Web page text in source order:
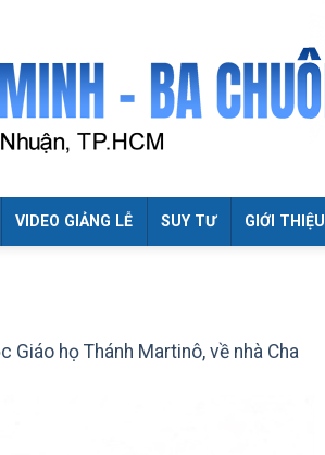
VIDEO GIẢNG LỄ SUY TƯ GIỚI THIỆU
Giáo họ Thánh Martinô, về nhà Cha